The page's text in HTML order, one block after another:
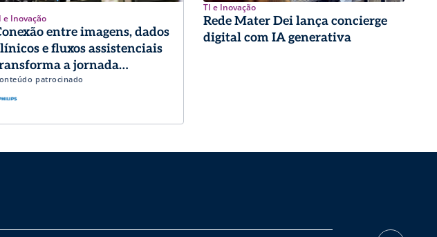
e Inovação
entre imagens, dados
e fluxos assistenciais
a jornada
em Cardiologia
patrocinado
TI e Inovação
Rede Mater Dei lança concierge
digital com IA generativa